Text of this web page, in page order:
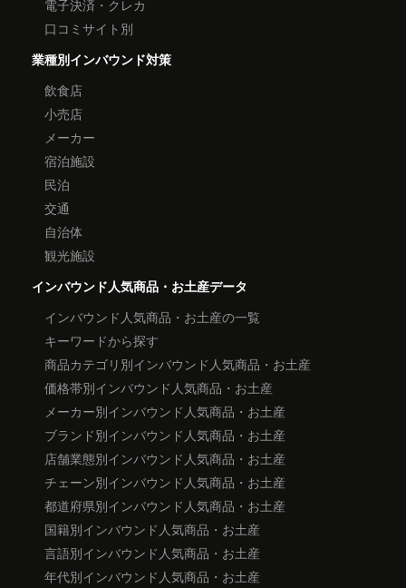
電子決済・クレカ
口コミサイト別
業種別インバウンド対策
飲食店
小売店
メーカー
宿泊施設
民泊
交通
自治体
観光施設
インバウンド人気商品・お土産データ
インバウンド人気商品・お土産の一覧
キーワードから探す
商品カテゴリ別インバウンド人気商品・お土産
価格帯別インバウンド人気商品・お土産
メーカー別インバウンド人気商品・お土産
ブランド別インバウンド人気商品・お土産
店舗業態別インバウンド人気商品・お土産
チェーン別インバウンド人気商品・お土産
都道府県別インバウンド人気商品・お土産
国籍別インバウンド人気商品・お土産
言語別インバウンド人気商品・お土産
年代別インバウンド人気商品・お土産